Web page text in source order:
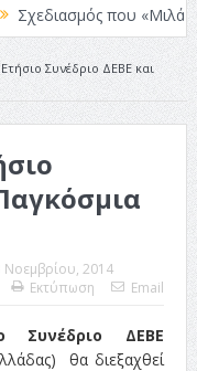
που «Μιλάει»
Συνέδριο ΔΕΒΕ και
Νοεμβρίου, 2014
Εκτύπωση Email
Συνέδριο ΔΕΒΕ
θα διεξαχθεί